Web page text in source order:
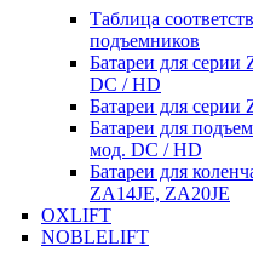
Таблица
подъемников
Батареи для серии
DC / HD
Батареи для серии
Батареи для
мод. DC / HD
Батареи для
ZA14JE, ZA20JE
OXLIFT
NOBLELIFT